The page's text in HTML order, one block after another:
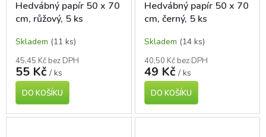
Hedvábný papír 50 x 70
cm, růžový, 5 ks
Skladem (11 ks)
45,45 Kč bez DPH
55 Kč / ks
DO KOŠÍKU
Hedvábný papír 50 x 70
cm, černý, 5 ks
Skladem (14 ks)
40,50 Kč bez DPH
49 Kč / ks
DO KOŠÍKU